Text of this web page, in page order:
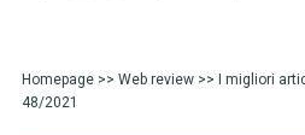
Homepage>> Web review>> I migliori
48/2021